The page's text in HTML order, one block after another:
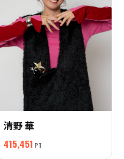
清野 華
415,451 PT